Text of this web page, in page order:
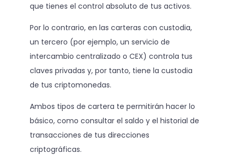
que tienes el control absoluto de tus activos.
Por lo contrario, en las carteras con custodia,
un tercero (por ejemplo, un servicio de
intercambio centralizado o CEX) controla tus
claves privadas y, por tanto, tiene la custodia
de tus criptomonedas.
Ambos tipos de cartera te permitirán hacer lo
básico, como consultar el saldo y el historial de
transacciones de tus direcciones
criptográficas.